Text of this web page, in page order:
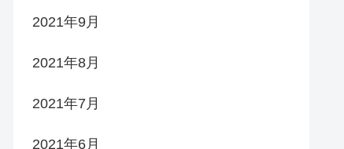
2021年9月
2021年8月
2021年7月
2021年6月